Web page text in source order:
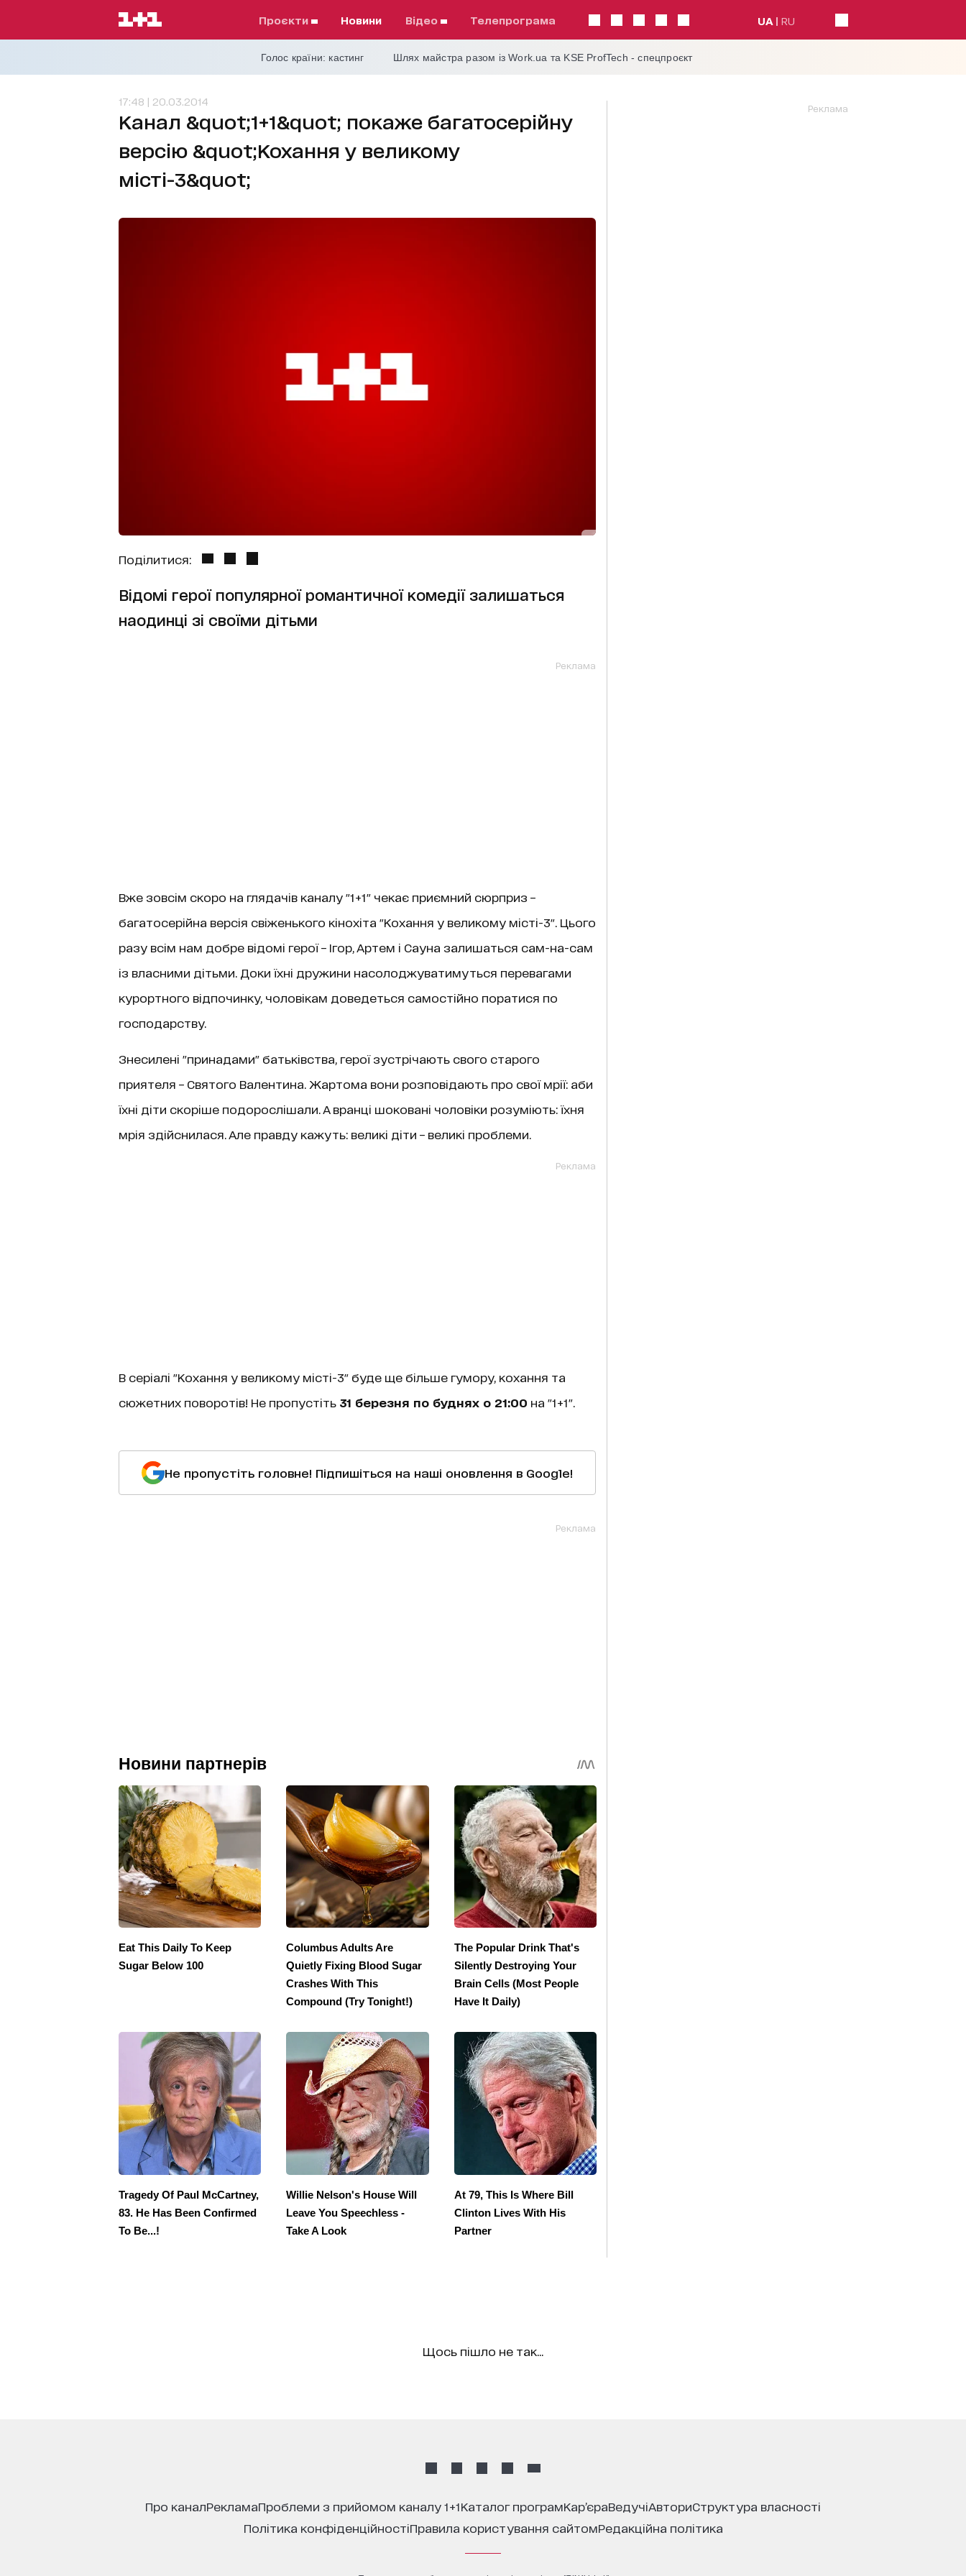
проєкти Новини відео телепрограма UA RU
Голос країни: кастинг Шлях майстра разом із Work.ua та KSE ProfTech - спецпроєкт
17:48 | 20.03.2014
Канал &quot;1+1&quot; покаже багатосерійну
версію &quot;Кохання у великому
місті-3&quot;
Поділитися:
Відомі герої популярної романтичної комедії залишаться
наодинці зі своїми дітьми
Реклама
Вже зовсім скоро на глядачів каналу "1+1" чекає приємний сюрприз –
багатосерійна версія свіженького кінохіта "Кохання у великому місті-3". Цього
разу всім нам добре відомі герої – Ігор, Артем і Сауна залишаться сам-на-сам
із власними дітьми. Доки їхні дружини насолоджуватимуться перевагами
курортного відпочинку, чоловікам доведеться самостійно поратися по
господарству.
Знесилені "принадами" батьківства, герої зустрічають свого старого
приятеля – Святого Валентина. Жартома вони розповідають про свої мрії: аби
їхні діти скоріше подорослішали. А вранці шоковані чоловіки розуміють: їхня
мрія здійснилася. Але правду кажуть: великі діти – великі проблеми.
Реклама
В серіалі "Кохання у великому місті-3" буде ще більше гумору, кохання та
сюжетних поворотів! Не пропустіть 31 березня по буднях о 21:00 на "1+1".
Не пропустіть головне! Підпишіться на наші оновлення в Google!
Реклама
Реклама
Щось пішло не так...
про канал реклама проблеми з прийомом каналу 1+1 каталог програм кар’єра ведучі автори
структура власності
політика конфіденційності
правила користування сайтом редакційна політика